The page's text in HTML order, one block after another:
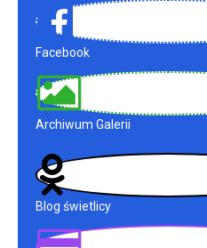
Facebook
Archiwum Galerii
Blog świetlicy